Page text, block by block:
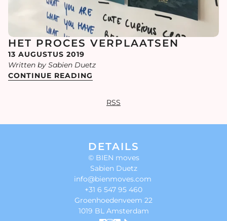
HET PROCES VERPLAATSEN
13 AUGUSTUS 2019
Written by Sabien Duetz
CONTINUE READING
RSS
DETAILS
© BIEN moves
Sabien Duetz
info@bienmoves.com
+31 6 547 95 460
Groenhoedenveem 22
1019 BL Amsterdam